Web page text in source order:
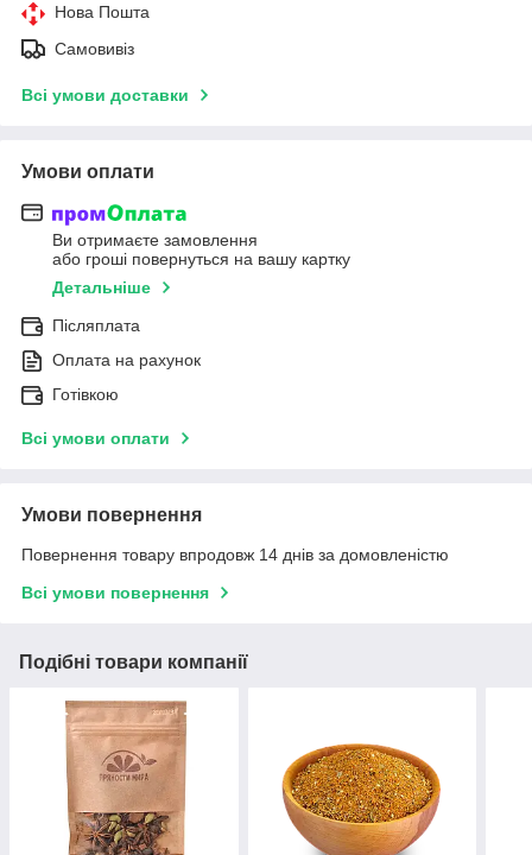
Нова Пошта
Самовивіз
Всі умови доставки
Умови оплати
Ви отримаєте замовлення
або гроші повернуться на вашу картку
Детальніше
Післяплата
Оплата на рахунок
Готівкою
Всі умови оплати
Умови повернення
Повернення товару впродовж 14 днів за домовленістю
Всі умови повернення
Подібні товари компанії